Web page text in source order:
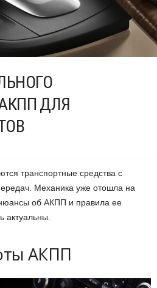
ДЛЯ
транспортные средства с
Механика уже отошла на
об АКПП и правила ее
актуальны.
АКПП